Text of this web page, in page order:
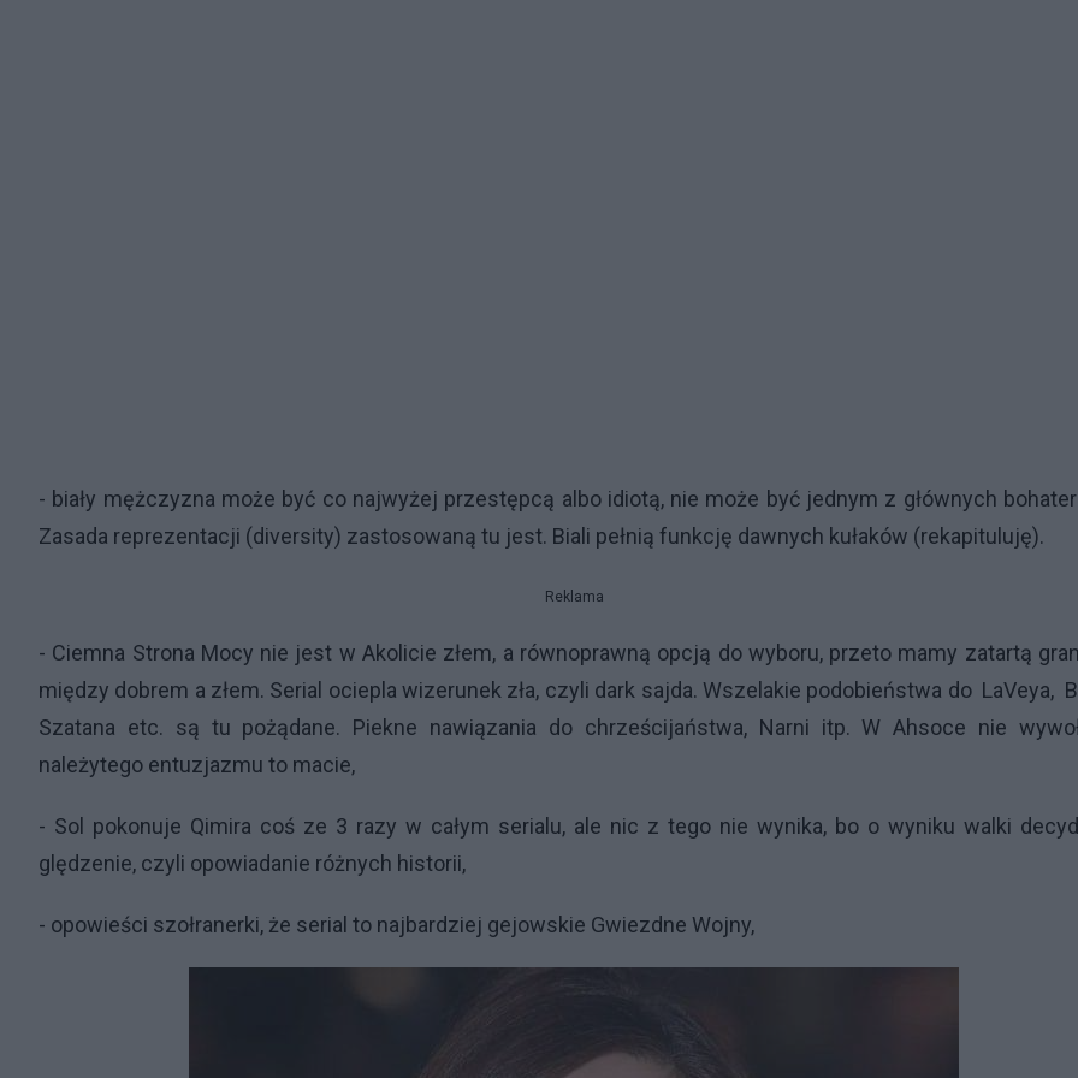
- biały mężczyzna może być co najwyżej przestępcą albo idiotą, nie może być jednym z głównych
Zasada reprezentacji (diversity) zastosowaną tu jest. Biali pełnią funkcję dawnych kułaków (rekapituluję).
Reklama
- Ciemna Strona Mocy nie jest w Akolicie złem, a równoprawną opcją do wyboru, przeto mamy zatartą
między dobrem a złem. Serial ociepla wizerunek zła, czyli dark sajda. Wszelakie podobieństwa do LaVeya,
Szatana etc. są tu pożądane. Piekne nawiązania do chrześcijaństwa, Narni itp. W Ahsoce nie
należytego entuzjazmu to macie,
- Sol pokonuje Qimira coś ze 3 razy w całym serialu, ale nic z tego nie wynika, bo o wyniku walki
ględzenie, czyli opowiadanie różnych historii,
- opowieści szołranerki, że serial to najbardziej gejowskie Gwiezdne Wojny,